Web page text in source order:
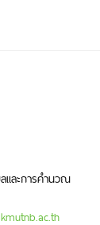
และการคำนวณ